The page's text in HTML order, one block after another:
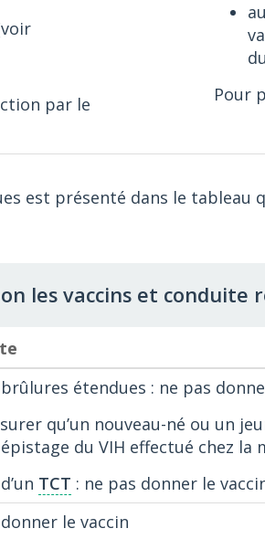
par le
Pour
est présenté dans le tableau
les vaccins et conduite
étendues : ne pas
qu’un nouveau-né ou un
du VIH effectué chez la
TCT : ne pas donner le
le vaccin